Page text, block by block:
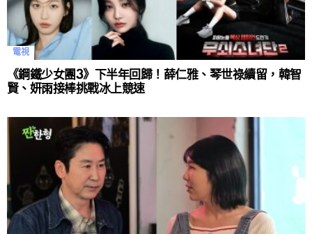
電視
《鋼鐵少女團3》下半年回歸！薛仁雅、琴世祿續留，韓智
賢、妍雨接棒挑戰冰上競速